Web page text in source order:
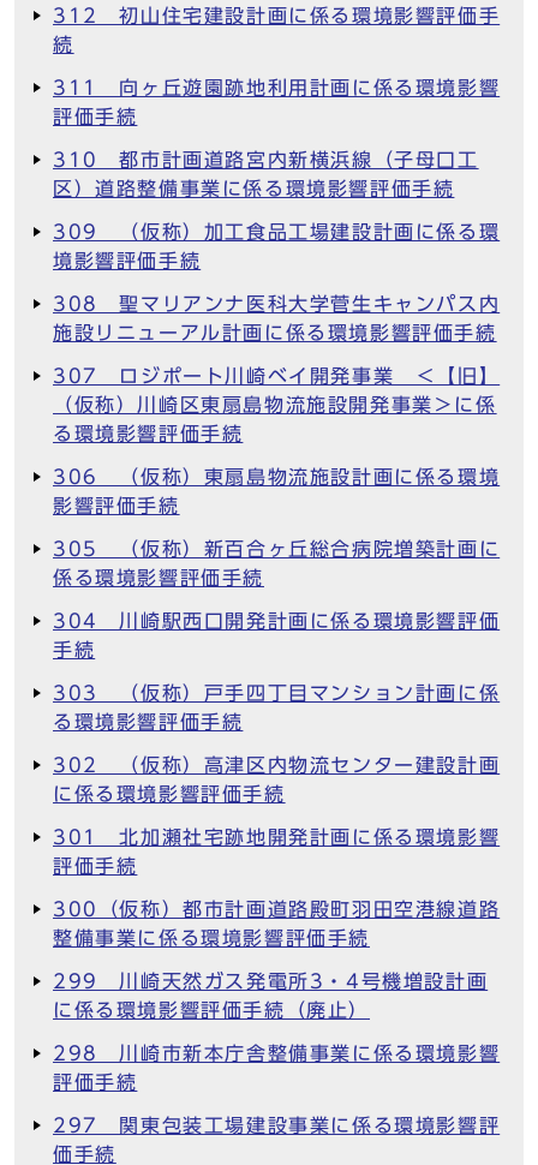
312 初山住宅建設計画に係る環境影響評価手
続
311 向ヶ丘遊園跡地利用計画に係る環境影響
評価手続
310 都市計画道路宮内新横浜線（子母口工
区）道路整備事業に係る環境影響評価手続
309 （仮称）加工食品工場建設計画に係る環
境影響評価手続
308 聖マリアンナ医科大学菅生キャンパス内
施設リニューアル計画に係る環境影響評価手続
307 ロジポート川崎ベイ開発事業 ＜【旧】
（仮称）川崎区東扇島物流施設開発事業＞に係
る環境影響評価手続
306 （仮称）東扇島物流施設計画に係る環境
影響評価手続
305 （仮称）新百合ヶ丘総合病院増築計画に
係る環境影響評価手続
304 川崎駅西口開発計画に係る環境影響評価
手続
303 （仮称）戸手四丁目マンション計画に係
る環境影響評価手続
302 （仮称）高津区内物流センター建設計画
に係る環境影響評価手続
301 北加瀬社宅跡地開発計画に係る環境影響
評価手続
300（仮称）都市計画道路殿町羽田空港線道路
整備事業に係る環境影響評価手続
299 川崎天然ガス発電所3・4号機増設計画
に係る環境影響評価手続（廃止）
298 川崎市新本庁舎整備事業に係る環境影響
評価手続
297 関東包装工場建設事業に係る環境影響評
価手続